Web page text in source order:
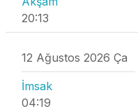
20:13
12 Ağustos 2026 Ça
İmsak
04:19